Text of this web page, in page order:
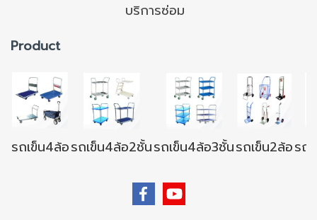
บริการซ่อม
Product
รถเข็น4ล้อรถเข็น4ล้อ2ชั้นรถเข็น4ล้อ3ชั้นรถเข็น2ล้อรถ